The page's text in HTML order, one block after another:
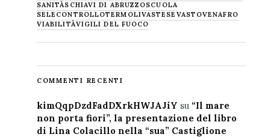
SANITÀSCHIAVI DI ABRUZZOSCUOLA
SELECONTROLLOTERMOLIVASTESE VASTOVENAFRO
VIABILITÀVIGILI DEL FUOCO
COMMENTI RECENTI
kimQqpDzdFadDXrkHWJAJiY su “Il mare
non porta fiori”, la presentazione del libro
di Lina Colacillo nella “sua” Castiglione